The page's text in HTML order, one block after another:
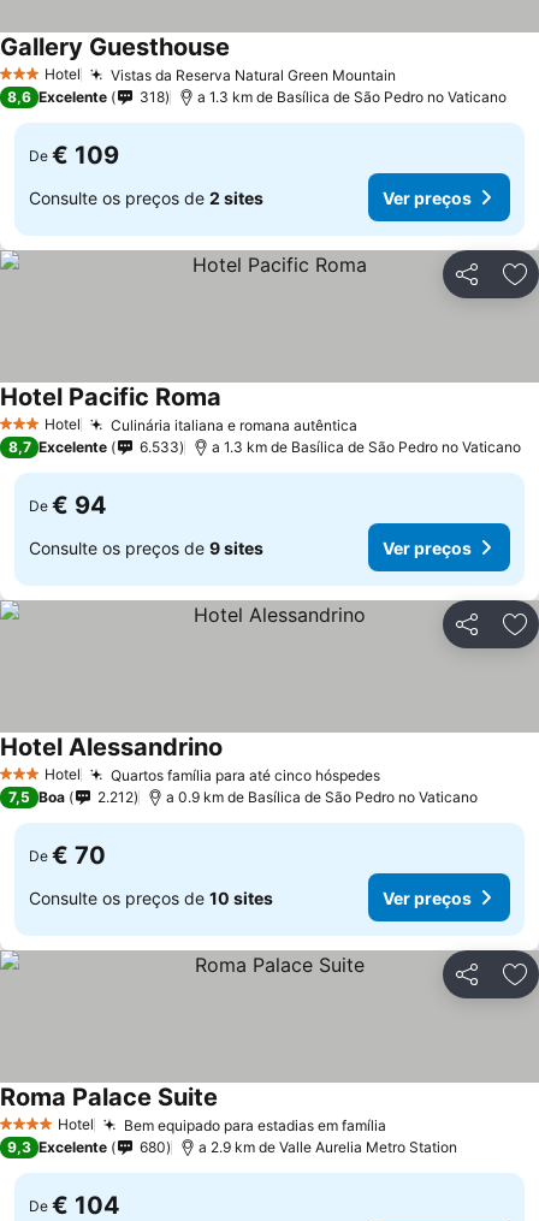
3 EstrelasHotel Vistas da Reserva Natural Green Mountain
Gallery Guesthouse
8,6 Excelente 318 a 1.3 km de Basílica de São Pedro no Vaticano
De € 109
Consulte os preços de 2 sites Ver preços
Partilhar
3 EstrelasHotel Culinária italiana e romana autêntica
Hotel Pacific Roma
8,7 Excelente 6.533 a 1.3 km de Basílica de São Pedro no Vaticano
De € 94
Consulte os preços de 9 sites Ver preços
Partilhar
3 EstrelasHotel Quartos família para até cinco hóspedes
Hotel Alessandrino
7,5 Boa 2.212 a 0.9 km de Basílica de São Pedro no Vaticano
De € 70
Consulte os preços de 10 sites Ver preços
Partilhar
4 EstrelasHotel Bem equipado para estadias em família
Roma Palace Suite
9,3 Excelente 680 a 2.9 km de Valle Aurelia Metro Station
De € 104